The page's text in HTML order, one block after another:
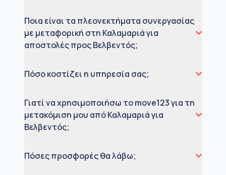
Ποια είναι τα πλεονεκτήματα συνεργασίας
με μεταφορική στη Καλαμαριά για
αποστολές προς Βελβεντός;
Πόσο κοστίζει η υπηρεσία σας;
Γιατί να χρησιμοποιήσω το move123 για τη
μετακόμιση μου από Καλαμαριά για
Βελβεντός;
Πόσες προσφορές θα λάβω;